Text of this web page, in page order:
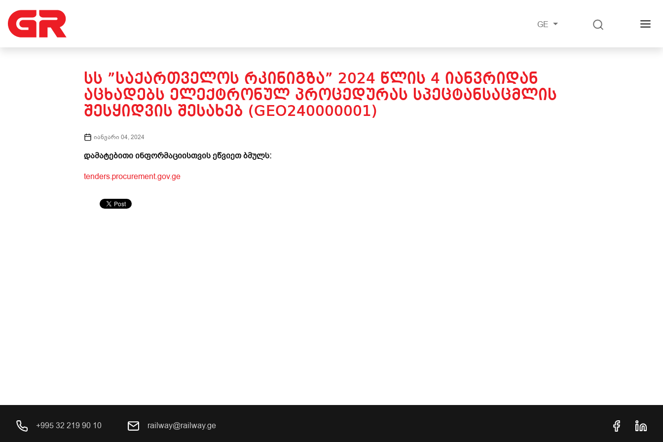
GE
ᲡᲡ ”ᲡᲐᲥᲐᲠᲗᲕᲔᲚᲝᲡ ᲠᲙᲘᲜᲘᲒᲖᲐ” 2024 ᲬᲚᲘᲡ 4 ᲘᲐᲜᲕᲠᲘᲓᲐᲜ
ᲐᲪᲮᲐᲓᲔᲑᲡ ᲔᲚᲔᲥᲢᲠᲝᲜᲣᲚ ᲞᲠᲝᲪᲔᲓᲣᲠᲐᲡ ᲡᲞᲔᲪᲢᲐᲜᲡᲐᲪᲛᲚᲘᲡ
ᲨᲔᲡᲧᲘᲓᲕᲘᲡ ᲨᲔᲡᲐᲮᲔᲑ (GEO240000001)
იანვარი 04, 2024
დამატებითი ინფორმაციისთვის ეწვიეთ ბმულს:
tenders.procurement.gov.ge
+995 32 219 90 10 railway@railway.ge